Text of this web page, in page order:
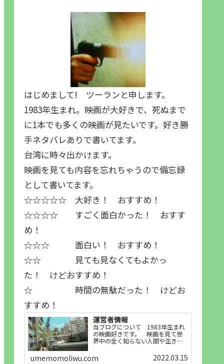
はじめまして! ツーランと申します。
1983年生まれ。映画が大好きで、死ぬまで
に1本でも多くの映画が見たいです。好き勝
手ネタバレありで書いてます。
台湾に時々出かけます。
映画を見ても内容を忘れちゃうので備忘録
として書いてます。
☆☆☆☆☆ 大好き！ おすすめ！
☆☆☆☆ すごく面白かった！ おすす
め！
☆☆☆ 面白い！ おすすめ！
☆☆ 見ても見なくてもよかっ
た！ けどおすすめ！
☆ 時間の無駄だった！ けどお
すすめ！
運営者情報
当ブログについて 1983年生まれ
の映画好きです。 映画を見て世
界中の全く知らない人間や生き物
世界知らない世界に触れることが
好きで映画を見てます。「映画を
umemomoliwu.com 2022.03.15